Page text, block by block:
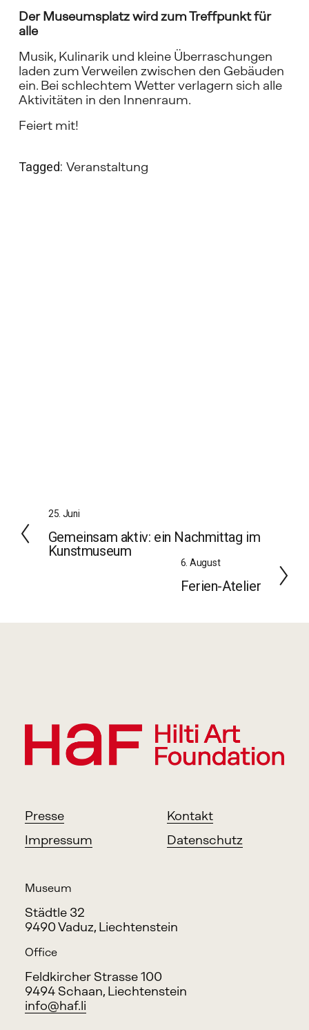
Der Museumsplatz wird zum Treffpunkt für
alle
Musik, Kulinarik und kleine Überraschungen
laden zum Verweilen zwischen den Gebäuden
ein. Bei schlechtem Wetter verlagern sich alle
Aktivitäten in den Innenraum.
Feiert mit!
Tagged: Veranstaltung
Z
u
r
ü
25. Juni
Gemeinsam aktiv: ein Nachmittag im
Kunstmuseum
W
e
i
e
6. August
Ferien-Atelier
Presse
Kontakt
Impressum
Datenschutz
Museum
Städtle 32
9490 Vaduz, Liechtenstein
Office
Feldkircher Strasse 100
9494 Schaan, Liechtenstein
info@haf.li